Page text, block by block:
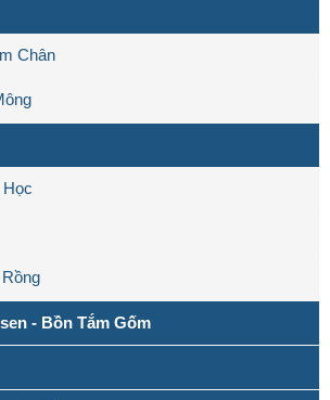
Chân
- Bồn Tắm Gốm